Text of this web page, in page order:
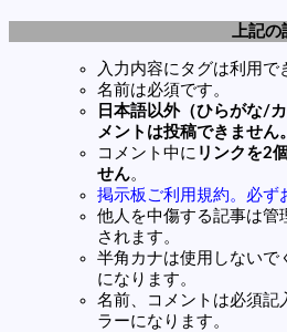
上記
入力内容にタグは利用で
名前は必須です。
日本語以外（ひらがな/
メントは投稿できません。
コメント中に リンクを2
せん。
掲示板ご利用規約。必ず
他人を中傷する記事は管
されます。
半角カナは使用しないで
になります。
名前、コメントは必須記
ラーになります。